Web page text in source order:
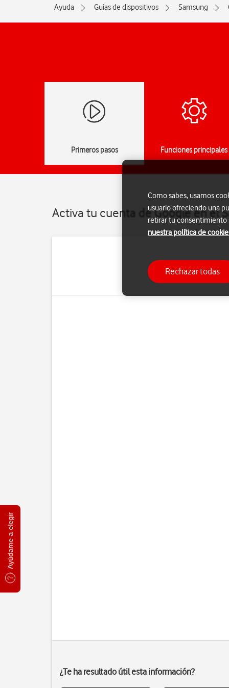
Ayúdame a elegir
Ayuda Guías de dispositivos Samsung
Primeros pasos Funciones principales
Activa tu cuenta de Google en el
Con una cuenta de
Para poder activar
¿Te ha resultado útil esta información?
Como sabes, usamos
usuario ofreciendo una
retirar tu consentimiento
nuestra política de
Rechazar todas